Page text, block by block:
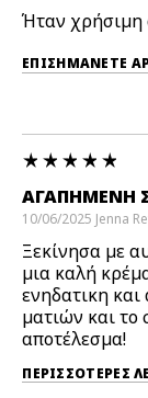
Ήταν
ΑΓΑΠΗΜΈΝΗ
10/06/2025 Jenna
Ξεκίνησα με
μια καλή
ενηδατικη
ματιών και το
αποτέλεσμα!
ΠΕΡΙΣΣΌΤΕΡΕΣ